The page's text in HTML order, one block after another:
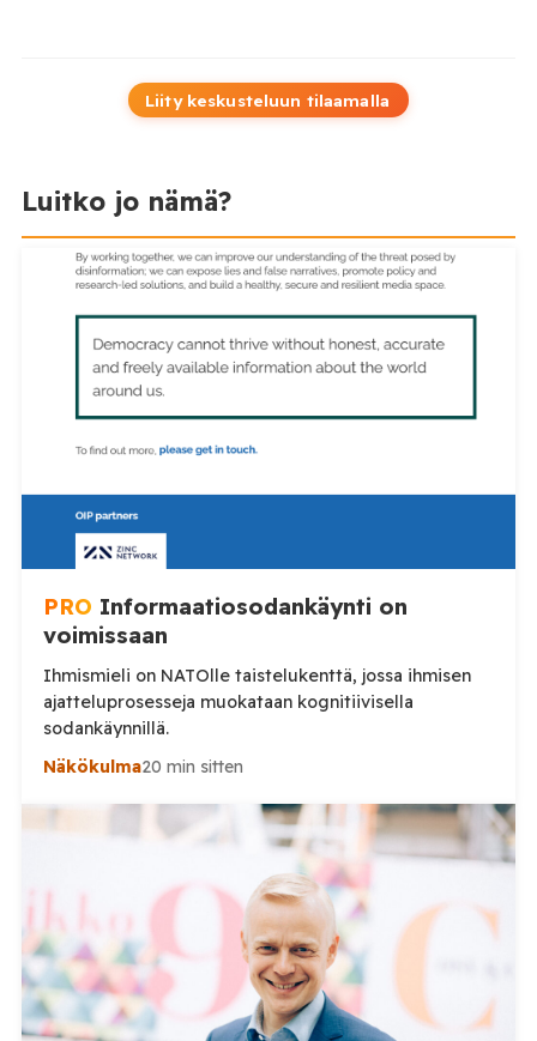
Liity keskusteluun tilaamalla
Luitko jo nämä?
PRO Informaatiosodankäynti on
voimissaan
Ihmismieli on NATOlle taistelukenttä, jossa ihmisen
ajatteluprosesseja muokataan kognitiivisella
sodankäynnillä.
Näkökulma20 min sitten